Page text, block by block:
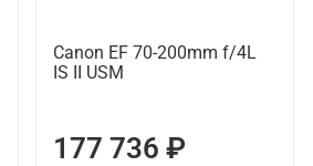
Canon EF 70-200mm f/4L
IS II USM
177 736 ₽